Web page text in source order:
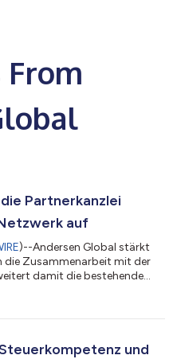
Partnerkanzlei
auf
)--Andersen Global stärkt
die Zusammenarbeit mit der
damit die bestehende
Mandanten in einem
und M&A,und